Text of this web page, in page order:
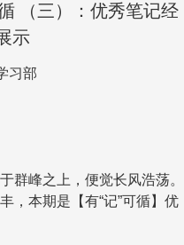
（三）：优秀笔记经
示
习部
群峰之上，便觉长风浩荡。
，本期是【有“记”可循】优